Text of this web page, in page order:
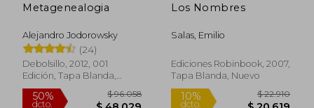
10% 10%
Metagenealogia
Alejandro Jodorowsky
(24)
Debolsillo, 2012, 001
Edición, Tapa Blanda,
Nuevo
Los Nombres
Salas, Emilio
Ediciones Robinbook, 2007,
Tapa Blanda, Nuevo